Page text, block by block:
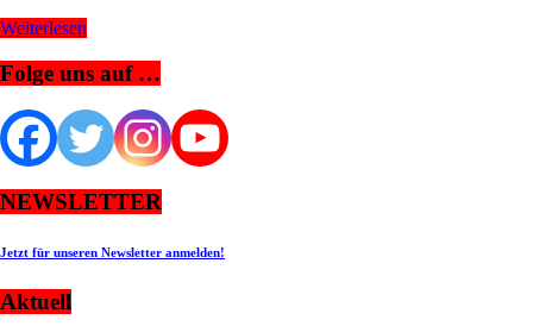
Weiterlesen
Folge uns auf …
NEWSLETTER
Jetzt für unseren Newsletter anmelden!
Aktuell